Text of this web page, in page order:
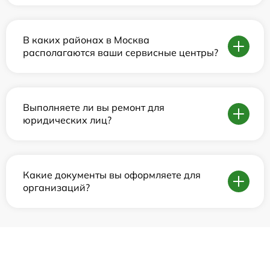
В каких районах в Москва
располагаются ваши сервисные центры?
Выполняете ли вы ремонт для
юридических лиц?
Какие документы вы оформляете для
организаций?